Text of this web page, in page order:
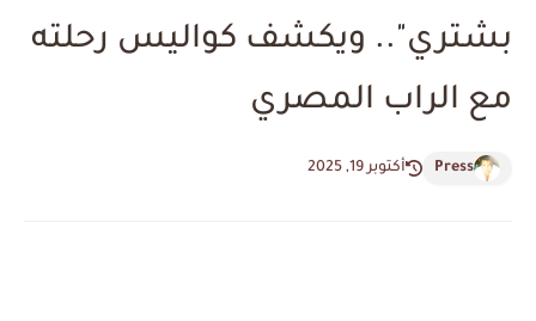
بشتري".. ويكشف كواليس رحلته
مع الراب المصري
Press أكتوبر 19, 2025